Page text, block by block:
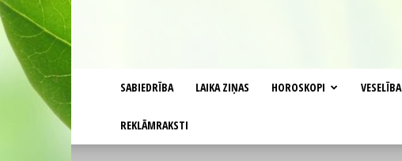
SABIEDRĪBA LAIKA ZIŅAS HOROSKOPI VESELĪBA
REKLĀMRAKSTI